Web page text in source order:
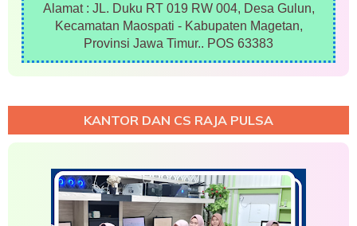
Alamat : JL. Duku RT 019 RW 004, Desa Gulun,
Kecamatan Maospati - Kabupaten Magetan,
Provinsi Jawa Timur.. POS 63383
KANTOR DAN CS RAJA PULSA